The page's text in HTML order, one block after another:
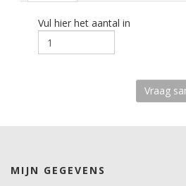
110 mu.
Minimale aanbrengstemperatuur (°C)
Vul hier het aantal in
MIJN GEGEVENS